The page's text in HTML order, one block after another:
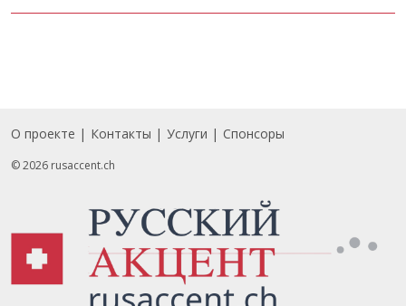
Footer
О проекте Контакты Услуги Спонсоры
© 2026 rusaccent.ch